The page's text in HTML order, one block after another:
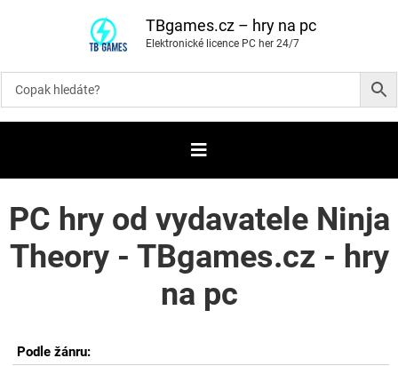
o
i
t
b
TBgames.cz – hry na pc
Elektronické licence PC her 24/7
PC hry od vydavatele Ninja
Theory - TBgames.cz - hry
na pc
Podle žánru: